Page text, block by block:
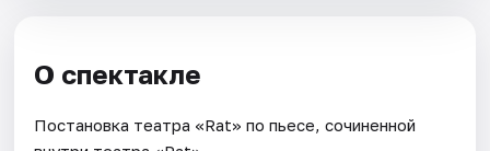
О спектакле
Постановка театра «Rat» по пьесе, сочиненной